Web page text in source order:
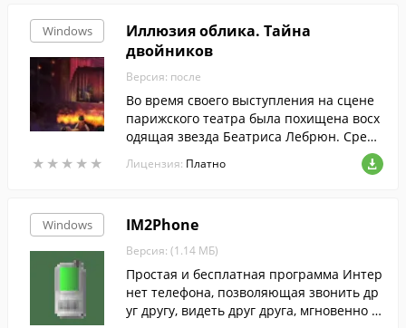
Windows
★ ★ ★ ★ ★
★ ★ ★ ★ ★
Иллюзия облика. Тайна
двойников
Версия: после
Во время своего выступления на сцене
парижского театра была похищена восх
одящая звезда Беатриса Лебрюн. Среди
предполагаемых похитителей - загадоч
ный иллюзионист Чарльз Делакруа. Вме
ание и вывести фокусника на чистую во
ду. На многочисленных локациях вас жд
ут увлекательные головоломки, а также
полезные предметы и ценные улики, ко
торые помогут выполнить поставленны
е задачи.
Лицензия: Платно
Windows IM2Phone
Версия: (1.14 МБ)
Простая и бесплатная программа Интер
нет телефона, позволяющая звонить др
уг другу, видеть друг друга, мгновенно о